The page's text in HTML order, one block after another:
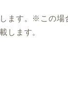
ます。※この場
します。